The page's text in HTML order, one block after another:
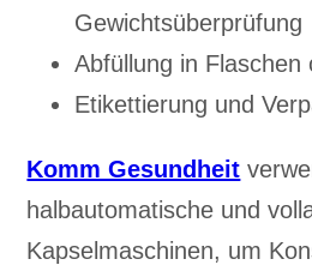
Gewichtsüberprüfung
Abfüllung in Flaschen
Etikettierung und
Komm Gesundheit
halbautomatische und
Kapselmaschinen, um